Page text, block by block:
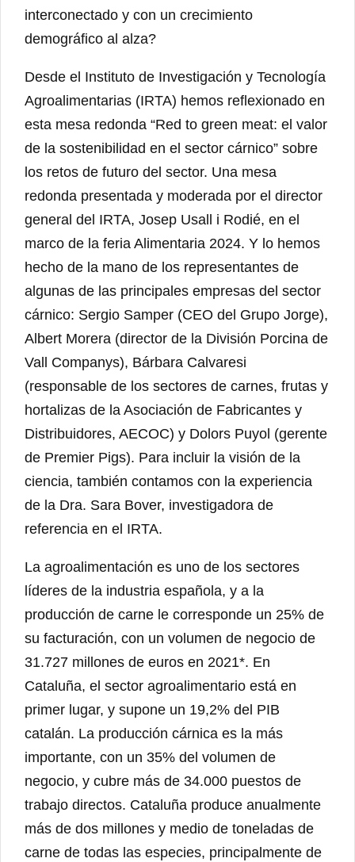
interconectado y con un crecimiento
demográfico al alza?
Desde el Instituto de Investigación y Tecnología
Agroalimentarias (IRTA) hemos reflexionado en
esta mesa redonda “Red to green meat: el valor
de la sostenibilidad en el sector cárnico” sobre
los retos de futuro del sector. Una mesa
redonda presentada y moderada por el director
general del IRTA, Josep Usall i Rodié, en el
marco de la feria Alimentaria 2024. Y lo hemos
hecho de la mano de los representantes de
algunas de las principales empresas del sector
cárnico: Sergio Samper (CEO del Grupo Jorge),
Albert Morera (director de la División Porcina de
Vall Companys), Bárbara Calvaresi
(responsable de los sectores de carnes, frutas y
hortalizas de la Asociación de Fabricantes y
Distribuidores, AECOC) y Dolors Puyol (gerente
de Premier Pigs). Para incluir la visión de la
ciencia, también contamos con la experiencia
de la Dra. Sara Bover, investigadora de
referencia en el IRTA.
La agroalimentación es uno de los sectores
líderes de la industria española, y a la
producción de carne le corresponde un 25% de
su facturación, con un volumen de negocio de
31.727 millones de euros en 2021*. En
Cataluña, el sector agroalimentario está en
primer lugar, y supone un 19,2% del PIB
catalán. La producción cárnica es la más
importante, con un 35% del volumen de
negocio, y cubre más de 34.000 puestos de
trabajo directos. Cataluña produce anualmente
más de dos millones y medio de toneladas de
carne de todas las especies, principalmente de